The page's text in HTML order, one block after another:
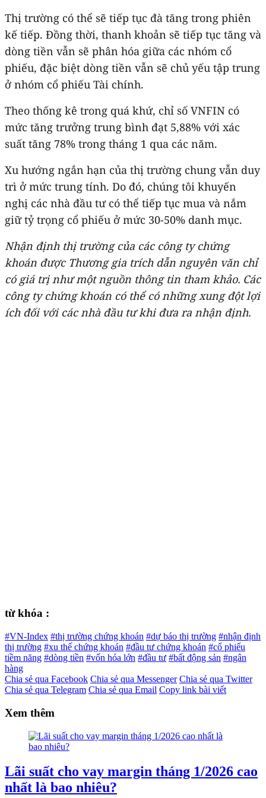
Thị trường có thể sẽ tiếp tục đà tăng trong phiên
kế tiếp. Đồng thời, thanh khoản sẽ tiếp tục tăng và
dòng tiền vẫn sẽ phân hóa giữa các nhóm cổ
phiếu, đặc biệt dòng tiền vẫn sẽ chủ yếu tập trung
ở nhóm cổ phiếu Tài chính.
Theo thống kê trong quá khứ, chỉ số VNFIN có
mức tăng trưởng trung bình đạt 5,88% với xác
suất tăng 78% trong tháng 1 qua các năm.
Xu hướng ngắn hạn của thị trường chung vẫn duy
trì ở mức trung tính. Do đó, chúng tôi khuyến
nghị các nhà đầu tư có thể tiếp tục mua và nắm
giữ tỷ trọng cổ phiếu ở mức 30-50% danh mục.
Nhận định thị trường của các công ty chứng
khoán được Thương gia trích dẫn nguyên văn chỉ
có giá trị như một nguồn thông tin tham khảo. Các
công ty chứng khoán có thể có những xung đột lợi
ích đối với các nhà đầu tư khi đưa ra nhận định.
từ khóa :
#VN-Index #thị trường chứng khoán #dự báo thị trường #nhận định
thị trường #xu thế chứng khoán #đầu tư chứng khoán #cổ phiếu
tiềm năng #dòng tiền #vốn hóa lớn #đầu tư #bất động sản #ngân
hàng
Chia sẻ qua Facebook Chia sẻ qua Messenger Chia sẻ qua Twitter
Chia sẻ qua Telegram Chia sẻ qua Email Copy link bài viết
Xem thêm
Lãi suất cho vay margin tháng 1/2026 cao
nhất là bao nhiêu?